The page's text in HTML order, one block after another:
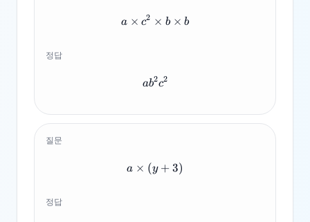
a \times c^2 \times b \times
a × c2 × b × b
정답
ab^2c^2
ab2c2
질문
a \times (y+3)
a × (y + 3)
정답